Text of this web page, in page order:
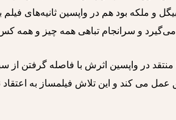
و ملکه بود هم در واپسین ثانیه‌های
و سرانجام تباهی همه چیز و همه
در واپسین اثرش با فاصله گرفتن از
می کند و این تلاش فیلمساز به